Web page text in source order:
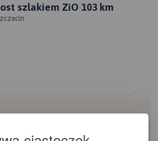
szlakiem ZiO 103 km